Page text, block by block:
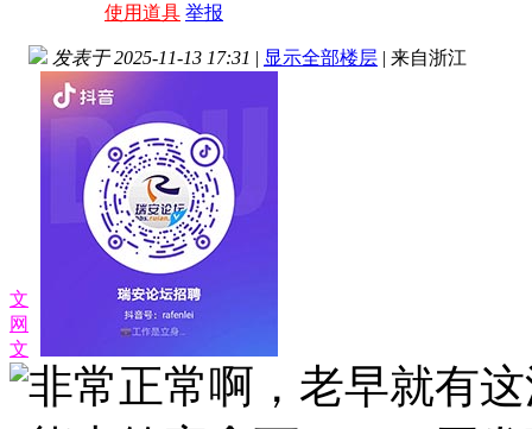
使用道具 举报
文
网
文
发表于 2025-11-13 17:31 | 显示全部楼层 | 来自浙江
非常正常啊，老早就有